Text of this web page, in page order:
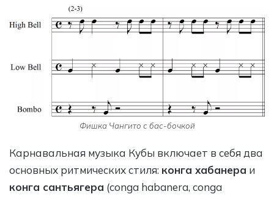
Фишка Чангито с бас-бочкой
Карнавальная музыка Кубы включает в себя два
основных ритмических стиля: конга хабанера и
конга сантьягера (conga habanera, conga